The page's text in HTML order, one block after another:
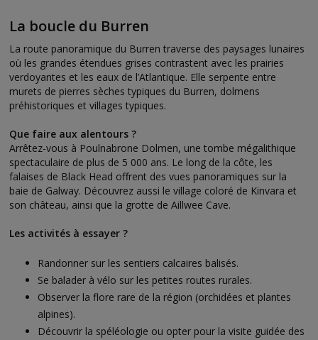
La boucle du Burren
La route panoramique du Burren traverse des paysages lunaires
où les grandes étendues grises contrastent avec les prairies
verdoyantes et les eaux de l’Atlantique. Elle serpente entre
murets de pierres sèches typiques du Burren, dolmens
préhistoriques et villages typiques.
Que faire aux alentours ?
Arrêtez-vous à Poulnabrone Dolmen, une tombe mégalithique
spectaculaire de plus de 5 000 ans. Le long de la côte, les
falaises de Black Head offrent des vues panoramiques sur la
baie de Galway. Découvrez aussi le village coloré de Kinvara et
son château, ainsi que la grotte de Aillwee Cave.
Les activités à essayer ?
Randonner sur les sentiers calcaires balisés.
Se balader à vélo sur les petites routes rurales.
Observer la flore rare de la région (orchidées et plantes
alpines).
Découvrir la spéléologie ou opter pour la visite guidée des